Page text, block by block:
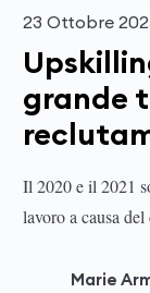
23 Ottobre
grande
Il 2020 e il 2021
lavoro a causa
Marie